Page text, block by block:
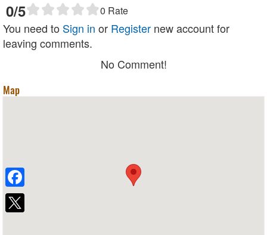
0/5 0 Rate
You need to Sign in or Register new account for
leaving comments.
No Comment!
Map
Facebook